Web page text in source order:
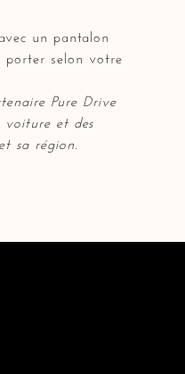
un pantalon
selon votre
Pure Drive
voiture et des
sa région.